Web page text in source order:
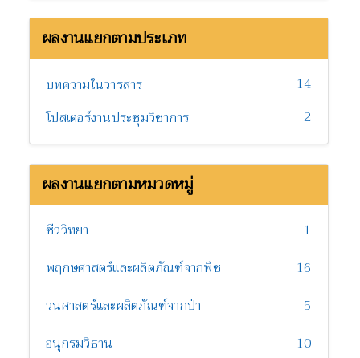
ผลงานแยกตามประเภท
บทความในวารสาร
14
โปสเตอร์งานประชุมวิชาการ
2
ผลงานแยกตามหมวดหมู่
ชีววิทยา
1
พฤกษศาสตร์และผลิตภัณฑ์จากพืช
16
วนศาสตร์และผลิตภัณฑ์จากป่า
5
อนุกรมวิธาน
10